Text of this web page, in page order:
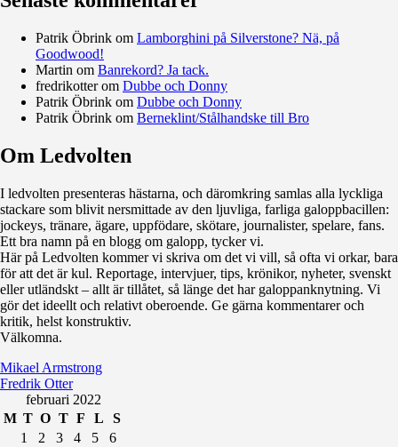
Patrik Öbrink om Lamborghini på Silverstone? Nä, på
Goodwood!
Martin om Banrekord? Ja tack.
fredrikotterom Dubbe och Donny
Patrik Öbrink om Dubbe och Donny
Patrik Öbrink om Berneklint/Stålhandske till Bro
Om Ledvolten
I ledvolten presenteras hästarna, och däromkring samlas alla lyckliga
stackare som blivit nersmittade av den ljuvliga, farliga galoppbacillen:
jockeys, tränare, ägare, uppfödare, skötare, journalister, spelare, fans.
Ett bra namn på en blogg om galopp, tycker vi.
Här på Ledvolten kommer vi skriva om det vi vill, så ofta vi orkar, bara
för att det är kul. Reportage, intervjuer, tips, krönikor, nyheter, svenskt
eller utländskt – allt är tillåtet, så länge det har galoppanknytning. Vi
gör det ideellt och relativt oberoende. Ge gärna kommentarer och
kritik, helst konstruktiv.
Välkomna.
Mikael Armstrong
Fredrik Otter
februari 2022
M T O T F L
S
1
2 3 4 5 6